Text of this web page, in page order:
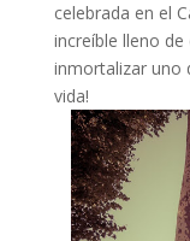
celebrada en el
increíble lleno
inmortalizar uno
vida!